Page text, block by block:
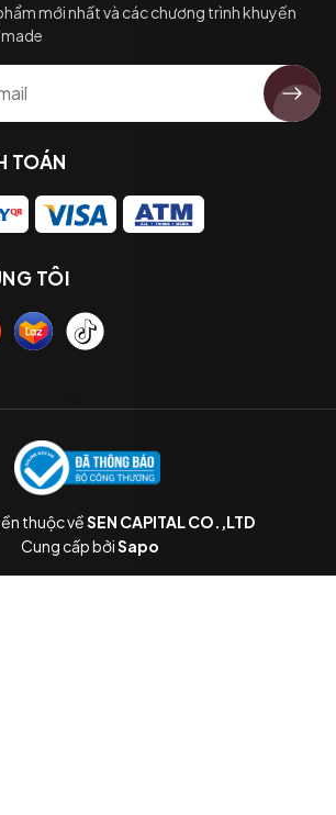
mới nhất và các chương trình khuyến
TOÁN
TÔI
thuộc vềSEN CAPITAL CO.,LTD
Cung cấp bởiSapo